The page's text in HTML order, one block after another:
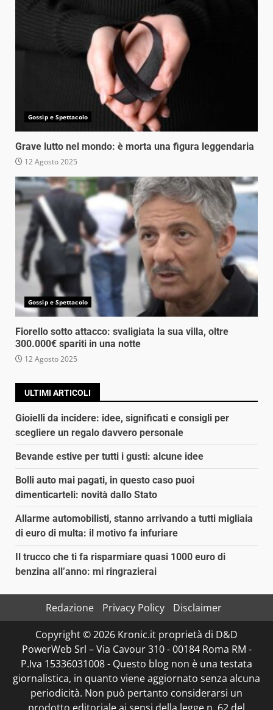
Gossip e Spettacolo
Grave lutto nel mondo: è morta una figura leggendaria
12 Agosto 2025
Gossip e Spettacolo
Fiorello sotto attacco: svaligiata la sua villa, oltre
300.000€ spariti in una notte
12 Agosto 2025
ULTIMI ARTICOLI
Gioielli da incidere: idee, significati e consigli per
scegliere un regalo davvero personale
Bevande estive per tutti i gusti: alcune idee
Bolli auto mai pagati, in questo caso puoi
dimenticarteli: novità dallo Stato
Allarme automobilisti, stanno arrivando a tutti migliaia
di euro di multa: il motivo fa infuriare
Il trucco che ti fa risparmiare quasi 1000 euro di
benzina all’anno: mi ringrazierai
Redazione Privacy Policy
Disclaimer
Copyright © 2026 Kronic.it proprietà di D&D
PowerWeb Srl – Via Cavour 310 - 00184 Roma RM -
P.Iva 15336031008 - Questo blog non è una testata
giornalistica, in quanto viene aggiornato senza alcuna
periodicità. Non può pertanto considerarsi un
prodotto editoriale ai sensi della legge n. 62 del